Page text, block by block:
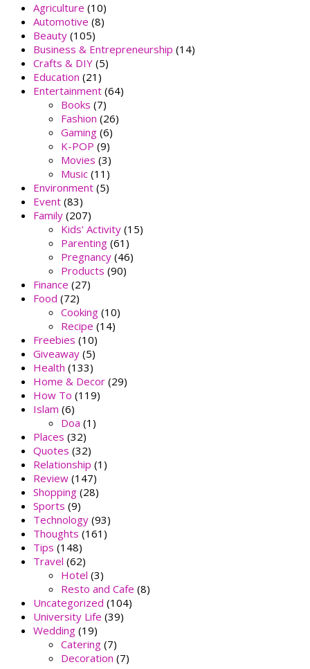
Agriculture (10)
Automotive (8)
Beauty (105)
Business & Entrepreneurship (14)
Crafts & DIY (5)
Education (21)
Entertainment (64)
Books (7)
Fashion (26)
Gaming (6)
K-POP (9)
Movies (3)
Music (11)
Environment (5)
Event (83)
Family (207)
Kids' Activity (15)
Parenting (61)
Pregnancy (46)
Products (90)
Finance (27)
Food (72)
Cooking (10)
Recipe (14)
Freebies (10)
Giveaway (5)
Health (133)
Home & Decor (29)
How To (119)
Islam (6)
Doa (1)
Places (32)
Quotes (32)
Relationship (1)
Review (147)
Shopping (28)
Sports (9)
Technology (93)
Thoughts (161)
Tips (148)
Travel (62)
Hotel (3)
Resto and Cafe (8)
Uncategorized (104)
University Life (39)
Wedding (19)
Catering (7)
Decoration (7)